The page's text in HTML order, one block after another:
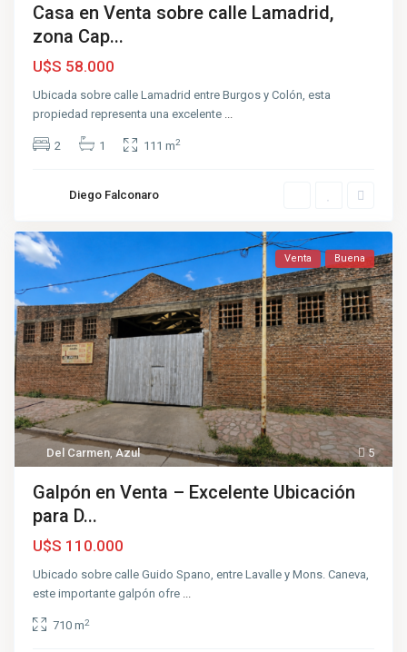
Casa en Venta sobre calle Lamadrid,
zona Cap...
U$S 58.000
Ubicada sobre calle Lamadrid entre Burgos y Colón, esta
propiedad representa una excelente
2 1 111 m2
Diego Falconaro
5
Del Carmen,Azul
Venta Buena
Galpón en Venta – Excelente Ubicación
para D...
U$S 110.000
Ubicado sobre calle Guido Spano, entre Lavalle y Mons. Caneva,
este importante galpón ofre ...
710 m2